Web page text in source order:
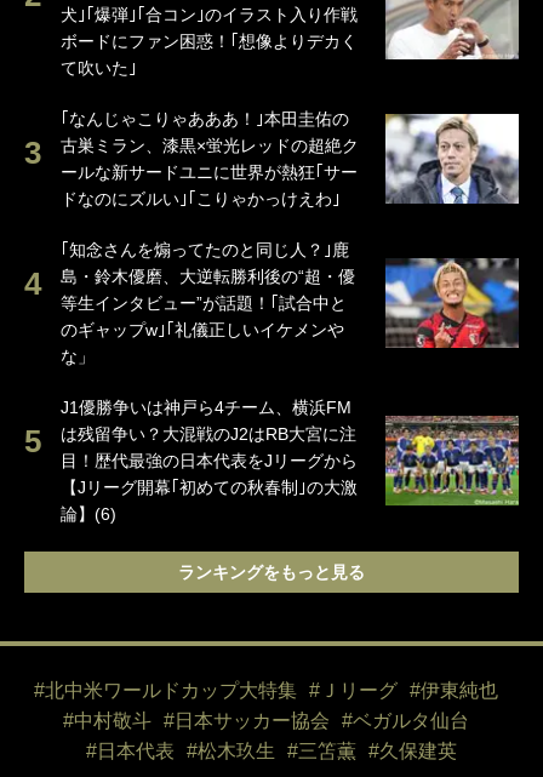
犬｣｢爆弾｣｢合コン｣のイラスト入り作戦
ボードにファン困惑！｢想像よりデカく
て吹いた｣
｢なんじゃこりゃあああ！｣本田圭佑の
古巣ミラン、漆黒×蛍光レッドの超絶ク
ールな新サードユニに世界が熱狂｢サー
ドなのにズルい｣｢こりゃかっけえわ｣
｢知念さんを煽ってたのと同じ人？｣鹿
島・鈴木優磨、大逆転勝利後の“超・優
等生インタビュー”が話題！｢試合中と
のギャップw｣｢礼儀正しいイケメンや
な」
J1優勝争いは神戸ら4チーム、横浜FM
は残留争い？大混戦のJ2はRB大宮に注
目！歴代最強の日本代表をJリーグから
【Jリーグ開幕｢初めての秋春制｣の大激
論】(6)
ランキングをもっと見る
#北中米ワールドカップ大特集 #Ｊリーグ
#伊東純也
#中村敬斗
#日本サッカー協会
#ベガルタ仙台
#日本代表
#松木玖生 #三笘薫 #久保建英